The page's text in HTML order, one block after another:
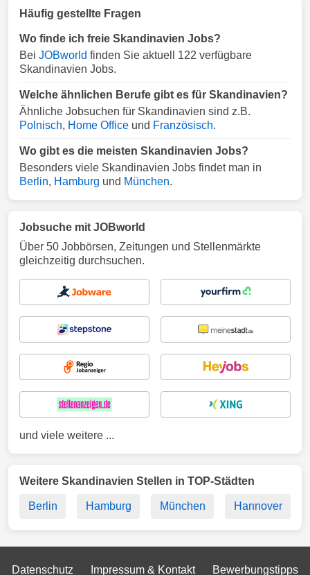
Häufig gestellte Fragen
Wo finde ich freie Skandinavien Jobs?
Bei JOBworld finden Sie aktuell 122 verfügbare
Skandinavien Jobs.
Welche ähnlichen Berufe gibt es für Skandinavien?
Ähnliche Jobsuchen für Skandinavien sind z.B.
Polnisch, Home Office und Französisch.
Wo gibt es die meisten Skandinavien Jobs?
Besonders viele Skandinavien Jobs findet man in
Berlin, Hamburg und München.
Jobsuche mit JOBworld
Über 50 Jobbörsen, Zeitungen und Stellenmärkte
gleichzeitig durchsuchen.
und viele weitere ...
Weitere Skandinavien Stellen in TOP-Städten
Berlin Hamburg München Hannover
Datenschutz Impressum & Kontakt Bewerbungstipps